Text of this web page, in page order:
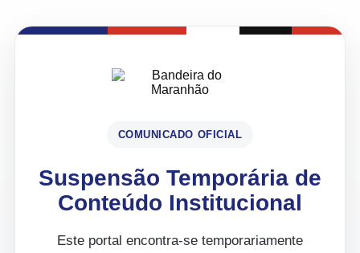
COMUNICADO OFICIAL
Suspensão Temporária de
Conteúdo Institucional
Este portal encontra-se temporariamente